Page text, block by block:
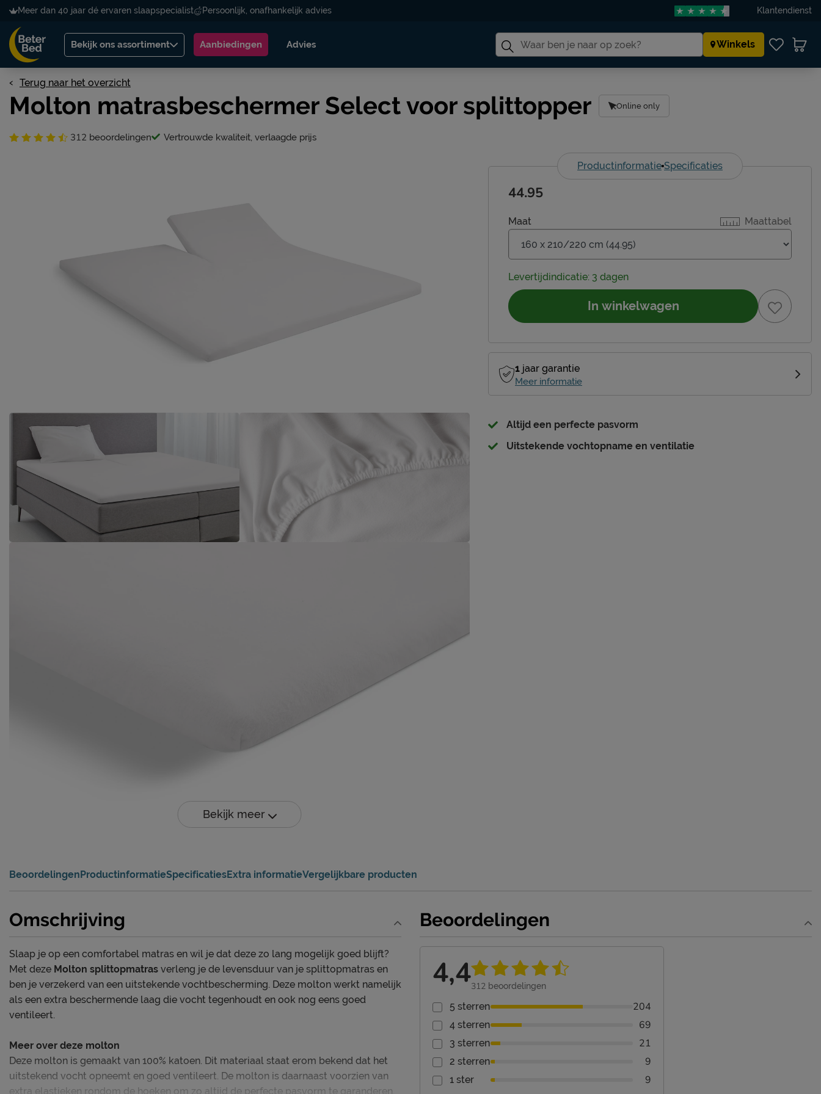
Meer dan 40 jaar dé ervaren slaapspecialist Persoonlijk, onafhankelijk advies Klantendienst
Bekijk ons assortiment Aanbiedingen Advies Winkels
Terug naar het overzicht
Molton matrasbeschermer Select voor splittopper Online only
312 beoordelingen Vertrouwde kwaliteit, verlaagde prijs
Bekijk meer
Productinformatie Specificaties
Maattabel
Maat
44.95
Levertijdindicatie: 3 dagen
In winkelwagen
1 jaar garantie
Meer informatie
Altijd een perfecte pasvorm
Uitstekende vochtopname en ventilatie
Beoordelingen ProductinformatieSpecificatiesExtra informatieVergelijkbare producten
Beoordelingen
4,4312 beoordelingen
5 sterren 204
4 sterren 69
3 sterren 21
2 sterren 9
1 ster 9
Omschrijving
Slaap je op een comfortabel matras en wil je dat deze zo lang mogelijk goed blijft?
Met deze Molton splittopmatras verleng je de levensduur van je splittopmatras en
ben je verzekerd van een uitstekende vochtbescherming. Deze molton werkt namelijk
als een extra beschermende laag die vocht tegenhoudt en ook nog eens goed
ventileert.
Meer over deze molton
Deze molton is gemaakt van 100% katoen. Dit materiaal staat erom bekend dat het
uitstekend vocht opneemt en goed ventileert. De molton is daarnaast voorzien van
extra elastieken rondom de hoeken om zo altijd de perfecte pasvorm te garanderen.